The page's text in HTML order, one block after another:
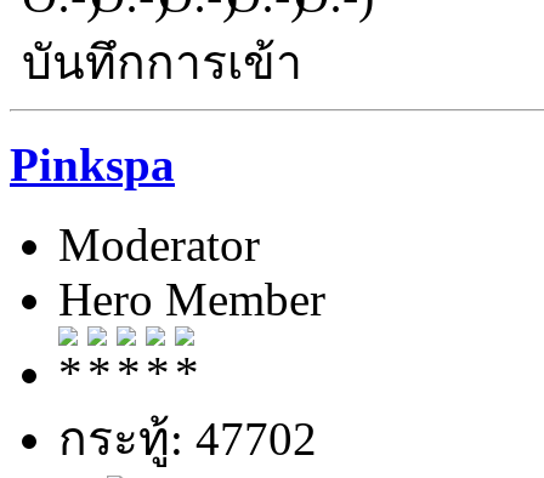
บันทึกการเข้า
Pinkspa
Moderator
Hero Member
กระทู้: 47702